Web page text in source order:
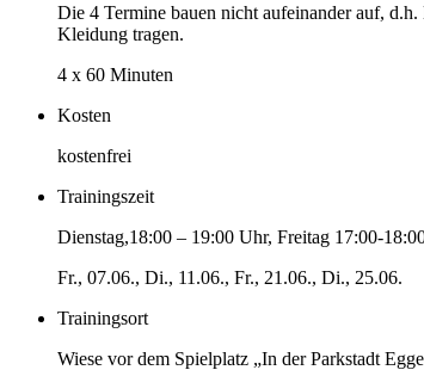
Die 4 Termine bauen nicht aufeinander auf,
Kleidung tragen.
4 x 60 Minuten
Kosten
kostenfrei
Trainingszeit
Dienstag,18:00 – 19:00 Uhr, Freitag 17:00-
Fr., 07.06., Di., 11.06., Fr., 21.06., Di., 25.06.
Trainingsort
Wiese vor dem Spielplatz „In der Parkstadt